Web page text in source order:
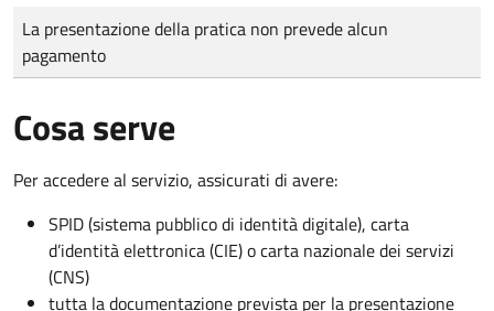
Tipo di pagamento
Importo
La presentazione della pratica non prevede alcun
pagamento
Cosa serve
Per accedere al servizio, assicurati di avere:
SPID (sistema pubblico di identità digitale), carta
d’identità elettronica (CIE) o carta nazionale dei servizi
(CNS)
tutta la documentazione prevista per la presentazione